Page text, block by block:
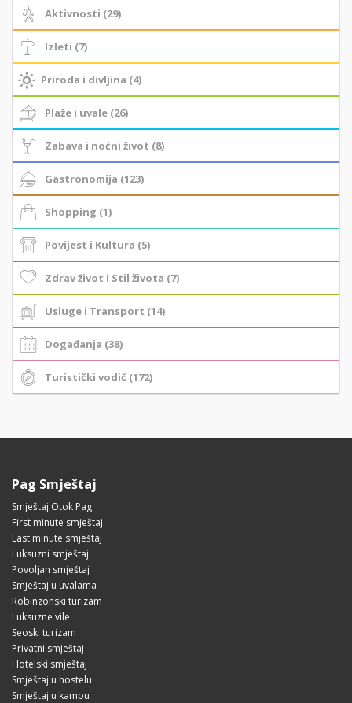
Aktivnosti (29)
Izleti (7)
Priroda i divljina (4)
Plaže i uvale (26)
Zabava i noćni život (8)
Gastronomija (123)
Shopping (1)
Povijest i Kultura (5)
Zdrav život i Stil života (7)
Usluge i Transport (14)
Događanja (38)
Turistički vodič (172)
Pag Smještaj
Smještaj Otok Pag
First minute smještaj
Last minute smještaj
Luksuzni smještaj
Povoljan smještaj
Smještaj u uvalama
Robinzonski turizam
Luksuzne vile
Seoski turizam
Privatni smještaj
Hotelski smještaj
Smještaj u hostelu
Smještaj u kampu